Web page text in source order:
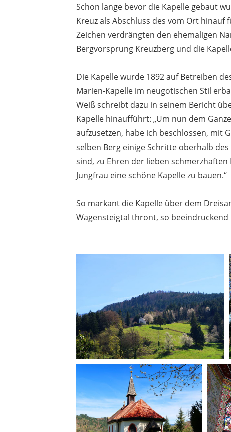
Schon lange bevor die Kapelle gebaut
Kreuz als Abschluss des vom Ort hinauf
Zeichen verdrängten den ehemaligen
Bergvorsprung Kreuzberg und die
Die Kapelle wurde 1892 auf Betreiben
Marien-Kapelle im neugotischen Stil
Weiß schreibt dazu in seinem Bericht
Kapelle hinaufführt: „Um nun dem
aufzusetzen, habe ich beschlossen, mit
selben Berg einige Schritte oberhalb
sind, zu Ehren der lieben
Jungfrau eine schöne Kapelle zu bauen.“
So markant die Kapelle über dem
Wagensteigtal thront, so